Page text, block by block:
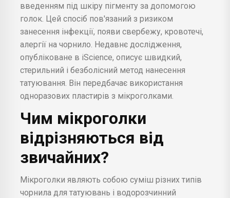
введенням під шкіру пігменту за допомогою
голок. Цей спосіб пов'язаний з ризиком
занесення інфекції, появи свербежу, кровотечі,
алергії на чорнило. Недавнє дослідження,
опубліковане в iScience, описує швидкий,
стерильний і безболісний метод нанесення
татуювання. Він передбачає використання
одноразових пластирів з мікроголками.
Чим мікроголки
відрізняються від
звичайних?
Мікроголки являють собою суміш різних типів
чорнила для татуювань і водорозчинний